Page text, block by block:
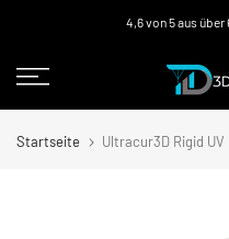
springen
4,6 von 5 aus
Startseite Ultracur3D Rigid UV